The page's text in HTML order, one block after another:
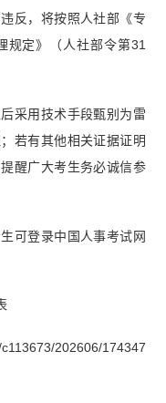
反，将按照人社部《专
规定》（人社部令第31
采用技术手段甄别为雷
若有其他相关证据证明
醒广大考生务必诚信参
可登录中国人事考试网
202606/174347